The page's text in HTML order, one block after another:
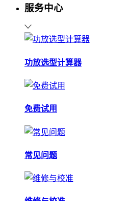
服务中心
功放选型计算器
免费试用
常见问题